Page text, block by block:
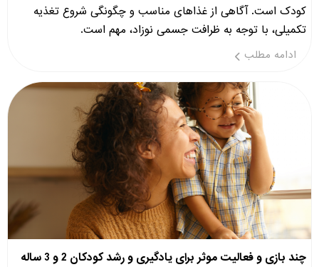
کودک است. آگاهی از غذاهای مناسب و چگونگی شروع تغذیه
تکمیلی، با توجه به ظرافت جسمی نوزاد، مهم است.
ادامه مطلب
چند بازی و فعالیت موثر برای یادگیری و رشد کودکان 2 و 3 ساله